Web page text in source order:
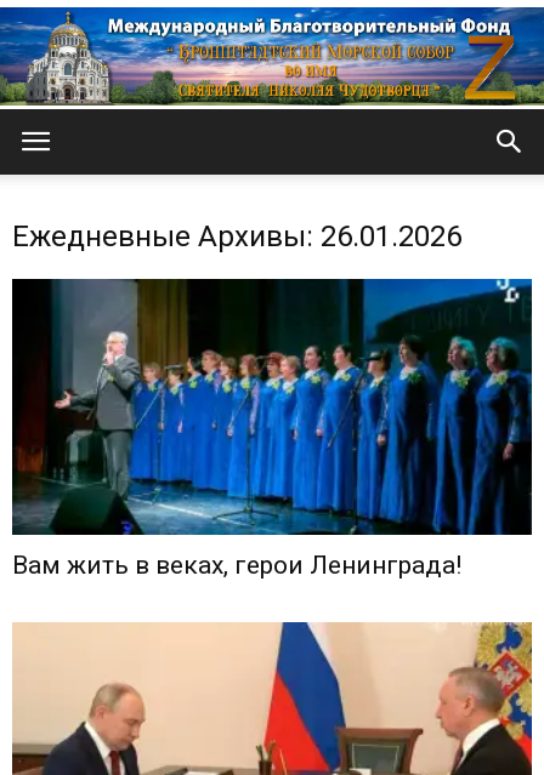
собор
Ежедневные Архивы: 26.01.2026
Вам жить в веках, герои Ленинграда!